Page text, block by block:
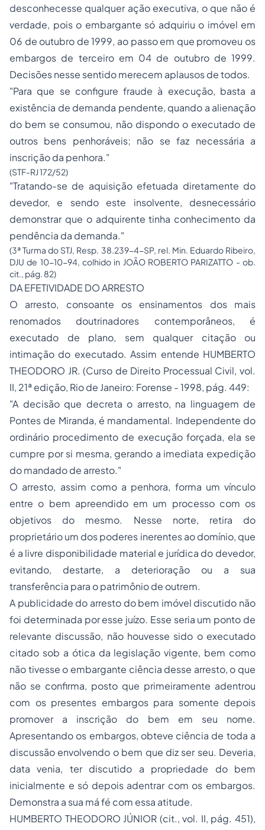
desconhecesse qualquer ação executiva, o que não é
verdade, pois o embargante só adquiriu o imóvel em
06 de outubro de 1999, ao passo em que promoveu os
embargos de terceiro em 04 de outubro de 1999.
Decisões nesse sentido merecem aplausos de todos.
"Para que se configure fraude à execução, basta a
existência de demanda pendente, quando a alienação
do bem se consumou, não dispondo o executado de
outros bens penhoráveis; não se faz necessária a
inscrição da penhora."
(STF-RJ 172/52)
"Tratando-se de aquisição efetuada diretamente do
devedor, e sendo este insolvente, desnecessário
demonstrar que o adquirente tinha conhecimento da
pendência da demanda."
(3ª Turma do STJ, Resp. 38.239-4-SP, rel. Min. Eduardo Ribeiro,
DJU de 10-10-94, colhido in JOÃO ROBERTO PARIZATTO - ob.
cit., pág. 82)
DA EFETIVIDADE DO ARRESTO
O arresto, consoante os ensinamentos dos mais
renomados doutrinadores contemporâneos, é
executado de plano, sem qualquer citação ou
intimação do executado. Assim entende HUMBERTO
THEODORO JR. (Curso de Direito Processual Civil, vol.
II, 21ª edição, Rio de Janeiro: Forense - 1998, pág. 449:
"A decisão que decreta o arresto, na linguagem de
Pontes de Miranda, é mandamental. Independente do
ordinário procedimento de execução forçada, ela se
cumpre por si mesma, gerando a imediata expedição
do mandado de arresto."
O arresto, assim como a penhora, forma um vínculo
entre o bem apreendido em um processo com os
objetivos do mesmo. Nesse norte, retira do
proprietário um dos poderes inerentes ao domínio, que
é a livre disponibilidade material e jurídica do devedor,
evitando, destarte, a deterioração ou a sua
transferência para o patrimônio de outrem.
A publicidade do arresto do bem imóvel discutido não
foi determinada por esse juízo. Esse seria um ponto de
relevante discussão, não houvesse sido o executado
citado sob a ótica da legislação vigente, bem como
não tivesse o embargante ciência desse arresto, o que
não se confirma, posto que primeiramente adentrou
com os presentes embargos para somente depois
promover a inscrição do bem em seu nome.
Apresentando os embargos, obteve ciência de toda a
discussão envolvendo o bem que diz ser seu. Deveria,
data venia, ter discutido a propriedade do bem
inicialmente e só depois adentrar com os embargos.
Demonstra a sua má fé com essa atitude.
HUMBERTO THEODORO JÚNIOR (cit., vol. II, pág. 451),